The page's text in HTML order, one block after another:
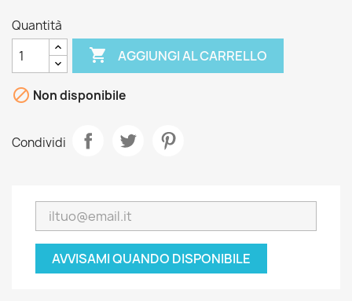
Quantità
 AGGIUNGI AL CARRELLO
 Non disponibile
Condividi
AVVISAMI QUANDO DISPONIBILE